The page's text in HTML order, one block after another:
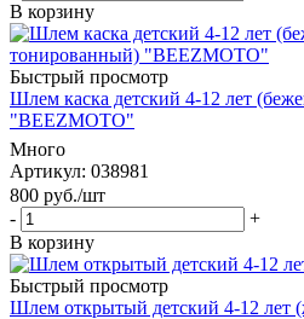
В корзину
Быстрый просмотр
Шлем каска детский 4-12 лет
"BEEZMOTO"
Много
Артикул: 038981
800 руб./шт
-
+
В корзину
Быстрый просмотр
Шлем открытый детский 4-12